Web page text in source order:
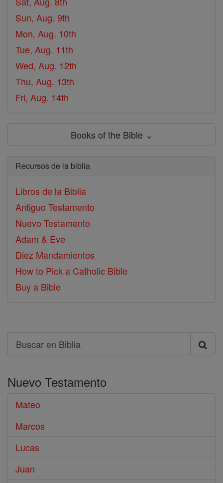
Sun, Aug. 9th
Mon, Aug. 10th
Tue, Aug. 11th
Wed, Aug. 12th
Thu, Aug. 13th
Fri, Aug. 14th
Books of the Bible ⌄
Recursos de la biblia
Libros de la Biblia
Antiguo Testamento
Nuevo Testamento
Adam & Eve
Diez Mandamientos
How to Pick a Catholic Bible
Buy a Bible
Search
Buscar
Biblia
Nuevo Testamento
Mateo
Marcos
Lucas
Juan